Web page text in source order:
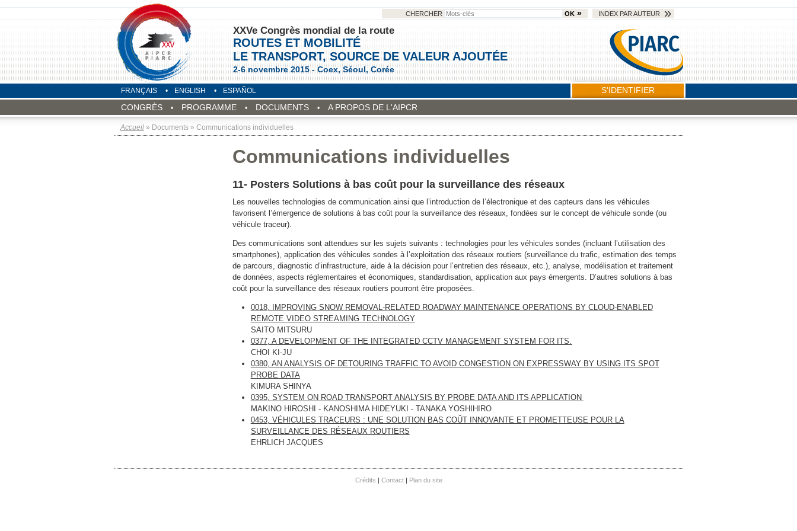
XXVe Congrès mondial de la route
ROUTES ET MOBILITÉ
LE TRANSPORT, SOURCE DE VALEUR AJOUTÉE
2-6 novembre 2015 - Coex, Séoul, Corée
CHERCHER OK INDEX PAR AUTEUR
FRANÇAIS ENGLISH ESPAÑOL
S'IDENTIFIER
CONGRÈS
PROGRAMME DOCUMENTS A PROPOS DE L'AIPCR
Accueil» Documents » Communications individuelles
Communications individuelles
11- Posters Solutions à bas coût pour la surveillance des réseaux
Les nouvelles technologies de communication ainsi que l’introduction de l’électronique et des capteurs dans les véhicules
favorisent l’émergence de solutions à bas coût pour la surveillance des réseaux, fondées sur le concept de véhicule sonde (ou
véhicule traceur).
Des communications sont attendues sur les sujets suivants : technologies pour les véhicules sondes (incluant l’utilisation des
smartphones), application des véhicules sondes à l’exploitation des réseaux routiers (surveillance du trafic, estimation des temps
de parcours, diagnostic d’infrastructure, aide à la décision pour l’entretien des réseaux, etc.), analyse, modélisation et traitement
de données, aspects réglementaires et économiques, standardisation, application aux pays émergents. D’autres solutions à bas
coût pour la surveillance des réseaux routiers pourront être proposées.
0018, IMPROVING SNOW REMOVAL-RELATED ROADWAY MAINTENANCE OPERATIONS BY CLOUD-ENABLED
REMOTE VIDEO STREAMING TECHNOLOGY
SAITO MITSURU
0377, A DEVELOPMENT OF THE INTEGRATED CCTV MANAGEMENT SYSTEM FOR ITS.
CHOI KI-JU
0380, AN ANALYSIS OF DETOURING TRAFFIC TO AVOID CONGESTION ON EXPRESSWAY BY USING ITS SPOT
PROBE DATA
KIMURA SHINYA
0395, SYSTEM ON ROAD TRANSPORT ANALYSIS BY PROBE DATA AND ITS APPLICATION
MAKINO HIROSHI - KANOSHIMA HIDEYUKI - TANAKA YOSHIHIRO
0453, VÉHICULES TRACEURS : UNE SOLUTION BAS COÛT INNOVANTE ET PROMETTEUSE POUR LA
SURVEILLANCE DES RÉSEAUX ROUTIERS
EHRLICH JACQUES
Crédits Contact Plan du site